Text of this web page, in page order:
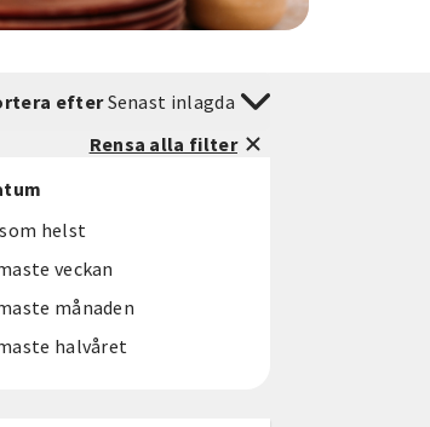
efterSenast inlagda
Rensa alla filter
helst
veckan
månaden
halvåret